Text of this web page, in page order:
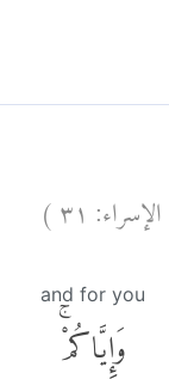
الإسراء: ٣١)
and for you
وَإِيَّاكُمْۚ